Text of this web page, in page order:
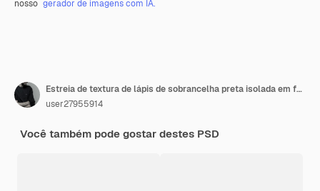
nosso gerador de imagens com IA.
Estreia de textura de lápis de sobrancelha preta isolada em fundo transparente Amostra de produto cosmético
user27955914
Você também pode gostar destes PSD